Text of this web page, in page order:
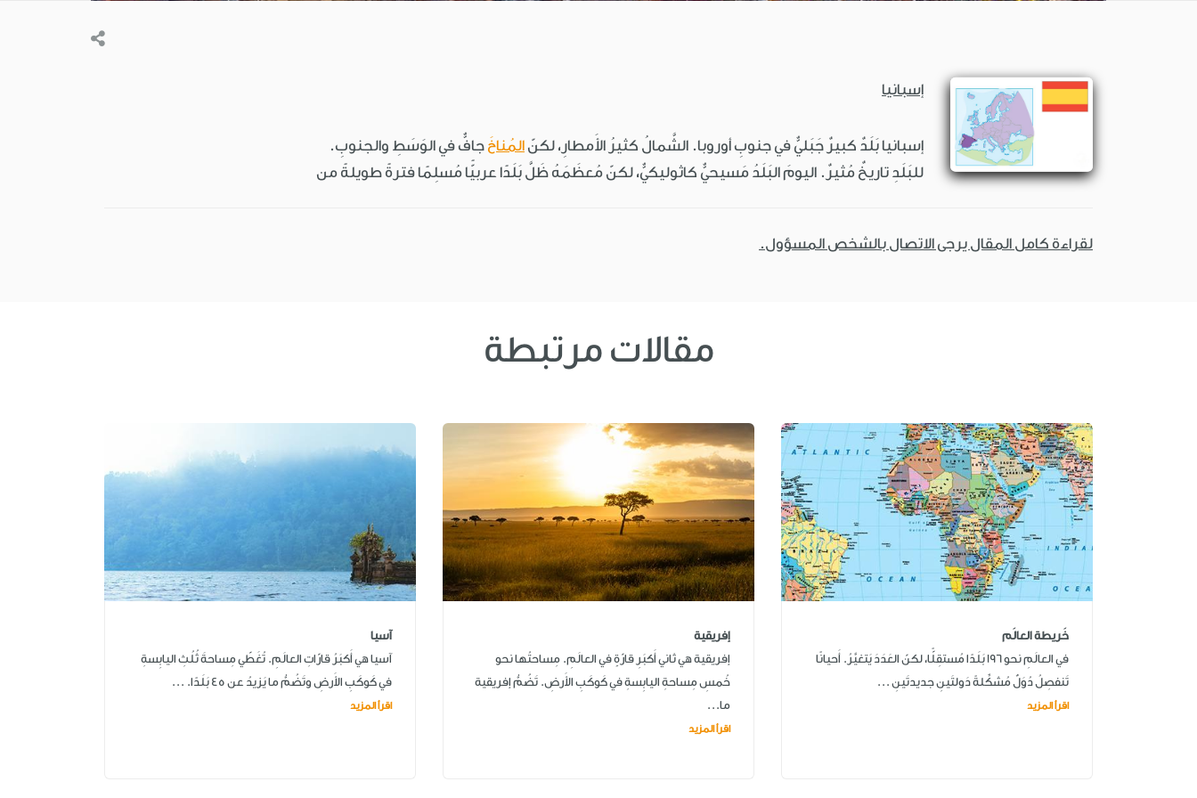
إسبانيا
إسبانيا بَلَدٌ كبيرٌ جَبَليٌّ في جنوبِ أوروبا. الشَّمالُ كثيرُ الأَمطارِ، لكنّ المُناخَ جافٌّ في الوَسَطِ والجنوبِ.
للبَلَدِ تاريخٌ مُثيرٌ. اليومَ البَلَدُ مَسيحيٌّ كاثوليكيٌّ، لكنّ مُعظَمَهُ ظَلَّ بَلَدًا عربيًّا مُسلِمًا فترةً طويلةً من
لقراءة كامل المقال يرجى الاتصال بالشخص المسؤول.
مقالات مرتبطة
خَريطة العالَم
في العالَمِ نحو 196 بَلَدًا مُستقِلًّا، لكنّ العَدَدَ يَتغيَّرُ. أَحيانًا
تَنفصِلُ دُوَلٌ مُشكِّلةً دَولتَينِ جديدتَينِ ...
اقرأ المزيد
إفريقية
إفريقية هي ثاني أَكبَرِ قارّةٍ في العالَمِ. مِساحتُها نحو
خُمسِ مِساحةِ اليابِسةِ في كَوكَبِ الأَرضِ. تَضُمُّ إفريقية
ما...
اقرأ المزيد
آسيا
آسيا هي أَكبَرُ قارّاتِ العالَمِ. تُغَطّي مِساحةَ ثُلُثِ اليابِسةِ
في كَوكَبِ الأَرضِ وتَضُمُّ ما يَزيدُ عن 45 بَلَدًا. ...
اقرأ المزيد